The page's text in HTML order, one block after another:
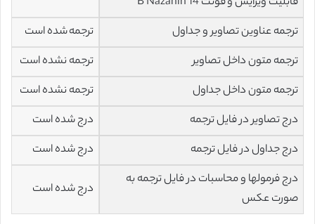
ترجمه عناوین تصاویر و جداول
ترجمه شده است
ترجمه متون داخل تصاویر
ترجمه نشده است
ترجمه متون داخل جداول
ترجمه نشده است
درج تصاویر در فایل ترجمه
درج شده است
درج جداول در فایل ترجمه
درج شده است
درج فرمولها و محاسبات در فایل ترجمه به
صورت عکس
درج شده است